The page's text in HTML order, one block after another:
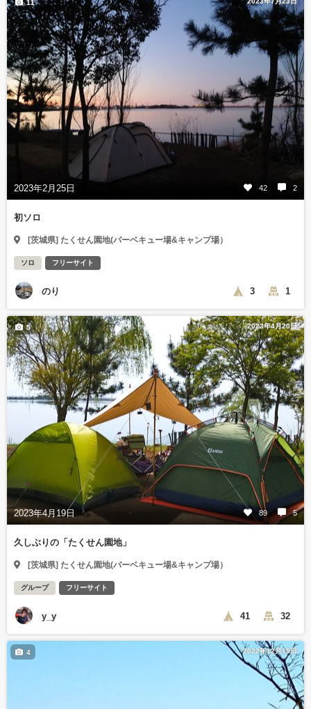
2023年2月25日 42 2
11
初ソロ
[茨城県] たくせん園地(バーベキュー場&キャンプ場）
ソロ フリーサイト
のり 3 1
2023年4月20日
2023年4月19日 89 5
5
久しぶりの「たくせん園地」
[茨城県] たくせん園地(バーベキュー場&キャンプ場）
グループ フリーサイト
y_y 41 32
2022年12月15日
4